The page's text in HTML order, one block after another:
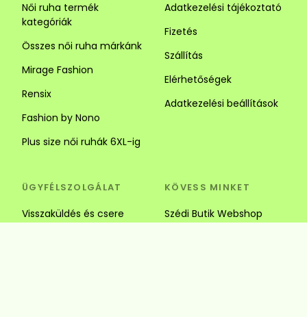
Női ruha termék
kategóriák
Összes női ruha márkánk
Mirage Fashion
Rensix
Fashion by Nono
Plus size női ruhák 6XL-ig
Adatkezelési tájékoztató
Fizetés
Szállítás
Elérhetőségek
Adatkezelési beállítások
ÜGYFÉLSZOLGÁLAT
Visszaküldés és csere
KÖVESS MINKET
Szédi Butik Webshop